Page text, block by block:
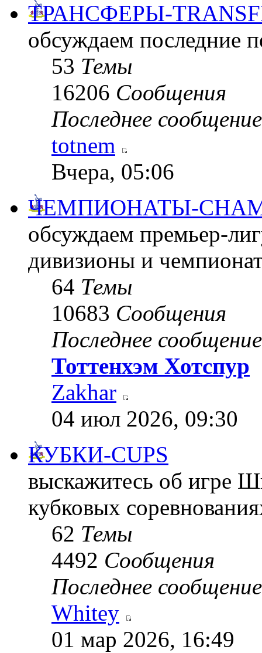
ТРАНСФЕРЫ-
обсуждаем последние
53 Темы
16206 Сообщения
Последнее сообщение
totnem
Вчера, 05:06
ЧЕМПИОНАТЫ-
обсуждаем премьер-
дивизионы и
64 Темы
10683 Сообщения
Последнее сообщение
Тоттенхэм Хотспур
Zakhar
04 июл 2026, 09:30
КУБКИ-CUPS
выскажитесь об игре
кубковых
62 Темы
4492 Сообщения
Последнее сообщение
Whitey
01 мар 2026, 16:49